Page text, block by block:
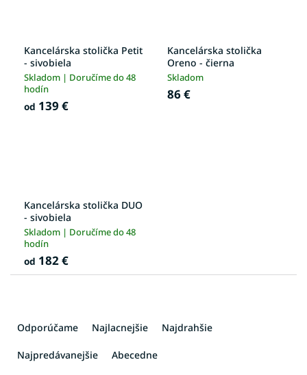
Kancelárska stolička Petit
- sivobiela
Skladom | Doručíme do 48
hodín
od 139 €
Kancelárska stolička
Oreno - čierna
Skladom
86 €
Kancelárska stolička DUO
- sivobiela
Skladom | Doručíme do 48
hodín
od 182 €
aOdporúčame Najlacnejšie Najdrahšie
Najpredávanejšie Abecedne